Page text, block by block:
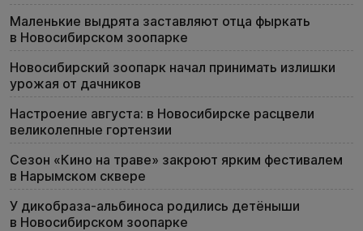
Маленькие выдрята заставляют отца фыркать
в Новосибирском зоопарке
Новосибирский зоопарк начал принимать излишки
урожая от дачников
Настроение августа: в Новосибирске расцвели
великолепные гортензии
Сезон «Кино на траве» закроют ярким фестивалем
в Нарымском сквере
У дикобраза-альбиноса родились детёныши
в Новосибирском зоопарке